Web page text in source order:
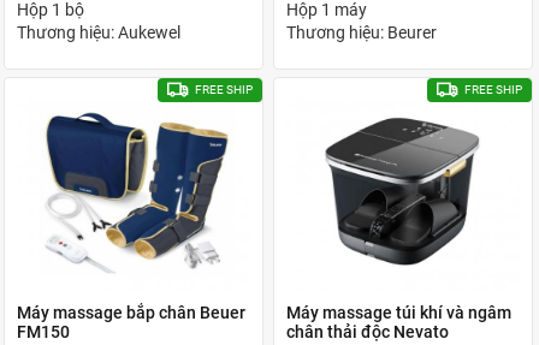
Hộp 1 bộ
Thương hiệu: Aukewel
Hộp 1 máy
Thương hiệu: Beurer
FREE SHIP
Máy massage bắp chân Beuer
FM150
FREE SHIP
Máy massage túi khí và ngâm
chân thải độc Nevato